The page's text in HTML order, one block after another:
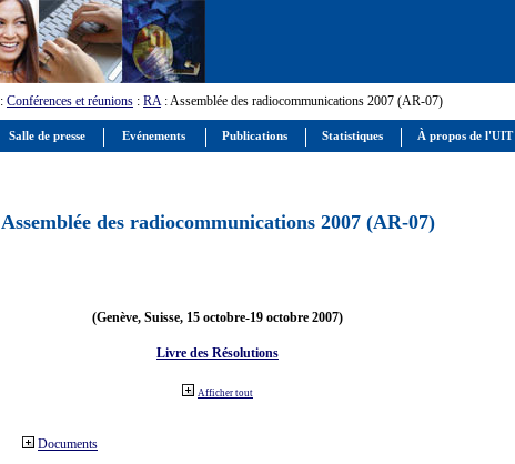
: Conférences et réunions : RA: Assemblée des radiocommunications 2007 (AR-07)
Assemblée des radiocommunications 2007 (AR-07)
(Genève, Suisse, 15 octobre-19 octobre 2007)
Livre des Résolutions
Afficher tout
Documents
Salle de presse Evénements Publications Statistiques À propos de l'UIT